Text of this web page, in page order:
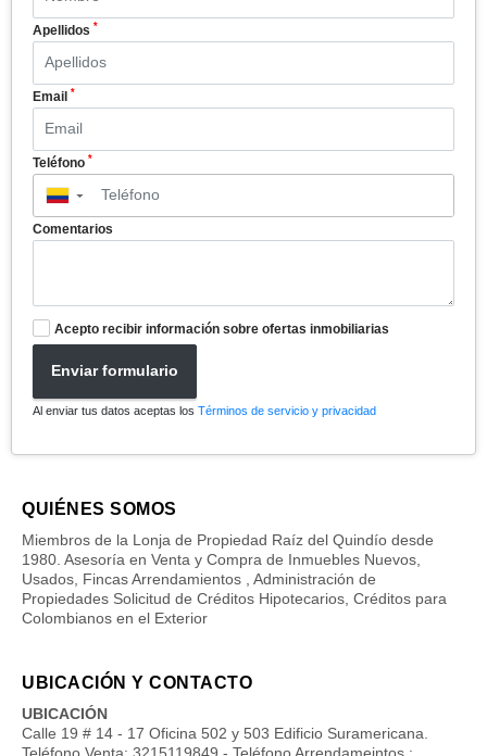
Apellidos *
Email *
Teléfono *
▼
Comentarios
Acepto recibir información sobre ofertas inmobiliarias
Enviar formulario
Al enviar tus datos aceptas los Términos de servicio y privacidad
QUIÉNES SOMOS
Miembros de la Lonja de Propiedad Raíz del Quindío desde
1980. Asesoría en Venta y Compra de Inmuebles Nuevos,
Usados, Fincas Arrendamientos , Administración de
Propiedades Solicitud de Créditos Hipotecarios, Créditos para
Colombianos en el Exterior
UBICACIÓN Y CONTACTO
UBICACIÓN
Calle 19 # 14 - 17 Oficina 502 y 503 Edificio Suramericana.
Teléfono Venta: 3215119849 - Teléfono Arrendameintos :